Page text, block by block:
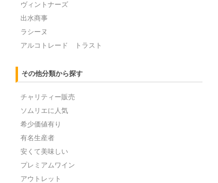
ヴィントナーズ
出水商事
ラシーヌ
アルコトレード トラスト
その他分類から探す
チャリティー販売
ソムリエに人気
希少価値有り
有名生産者
安くて美味しい
プレミアムワイン
アウトレット